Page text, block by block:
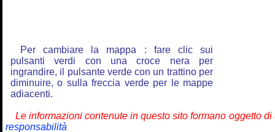
Per cambiare la mappa : fare clic sui
pulsanti verdi con una croce nera per
ingrandire, il pulsante verde con un trattino per
diminuire, o sulla freccia verde per le mappe
adiacenti.
Le informazioni contenute in questo sito formano oggetto
responsabilità